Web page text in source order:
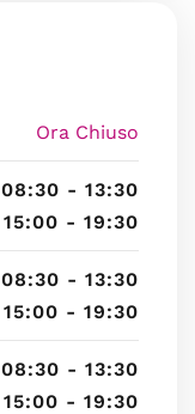
Ora Chiuso
08:30 - 13:30
15:00 - 19:30
08:30 - 13:30
15:00 - 19:30
08:30 - 13:30
15:00 - 19:30